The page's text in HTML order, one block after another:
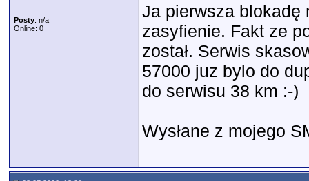
Posty: n/a
Online: 0
Ja pierwsza blokadę
zasyfienie. Fakt ze
został. Serwis
57000 juz bylo do
do serwisu 38 km :-)
Wysłane z mojego